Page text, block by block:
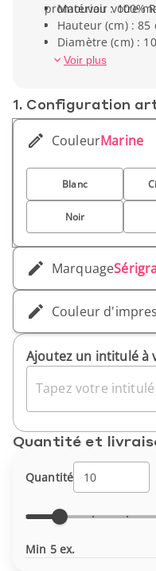
promouvoir votre
Matériau : 100%
Hauteur (cm) : 85
Diamètre (cm) :
Poids unitaire :
Voir plus
1. Conf­iguration
CouleurMarine
Blanc
Noir
Marquage
Couleur
Ajoutez un intitulé à
Tapez votre
Quantité et
Quantité
Min 5 ex.